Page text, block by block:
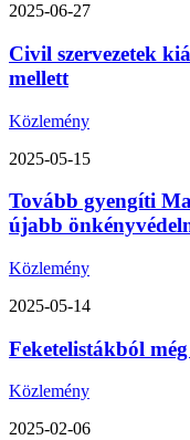
2025-06-27
Civil szervezetek
mellett
Közlemény
2025-05-15
Tovább gyengíti
újabb
Közlemény
2025-05-14
Feketelistákból
Közlemény
2025-02-06